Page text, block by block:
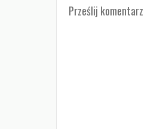
Prześlij komentarz